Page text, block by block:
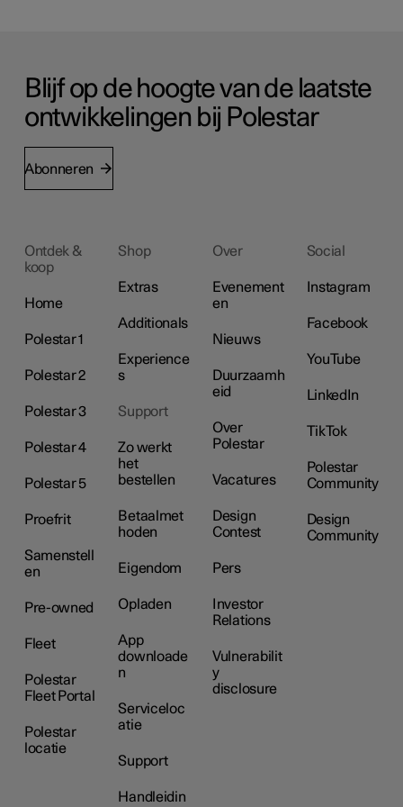
Blijf op de hoogte van de laatste
ontwikkelingen bij Polestar
Abonneren
Ontdek &
koop
Home
Polestar 1
Polestar 2
Polestar 3
Polestar 4
Polestar 5
Proefrit
Samenstell
en
Pre-owned
Fleet
Polestar
Fleet Portal
Polestar
locatie
Shop
Extras
Additionals
Experience
s
Support
Zo werkt
het
bestellen
Betaalmet
hoden
Eigendom
Opladen
App
downloade
n
Serviceloc
atie
Support
Handleidin
Over
Evenement
en
Nieuws
Duurzaamh
eid
Over
Polestar
Vacatures
Design
Contest
Pers
Investor
Relations
Vulnerabilit
y
disclosure
Social
Instagram
Facebook
YouTube
LinkedIn
TikTok
Polestar
Community
Design
Community